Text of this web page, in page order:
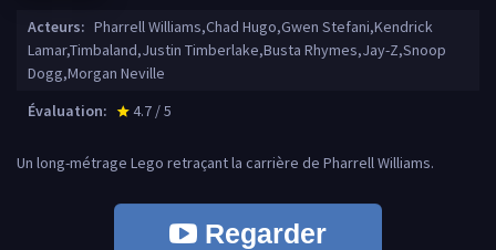
Acteurs: Pharrell Williams,Chad Hugo,Gwen Stefani,Kendrick
Lamar,Timbaland,Justin Timberlake,Busta Rhymes,Jay-Z,Snoop
Dogg,Morgan Neville
Évaluation:
star_rate
4.7 / 5
Un long-métrage Lego retraçant la carrière de Pharrell Williams.
Regarder